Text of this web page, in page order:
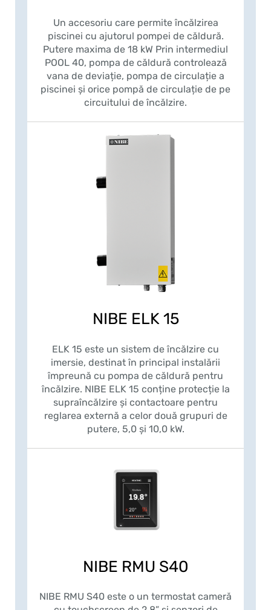
Un accesoriu care permite încălzirea
piscinei cu ajutorul pompei de căldură.
Putere maxima de 18 kW Prin intermediul
POOL 40, pompa de căldură controlează
vana de deviație, pompa de circulație a
piscinei și orice pompă de circulație de pe
circuitului de încălzire.
NIBE ELK 15
ELK 15 este un sistem de încălzire cu
imersie, destinat în principal instalării
împreună cu pompa de căldură pentru
încălzire. NIBE ELK 15 conține protecție la
supraîncălzire și contactoare pentru
reglarea externă a celor două grupuri de
putere, 5,0 și 10,0 kW.
NIBE RMU S40
NIBE RMU S40 este o un termostat cameră